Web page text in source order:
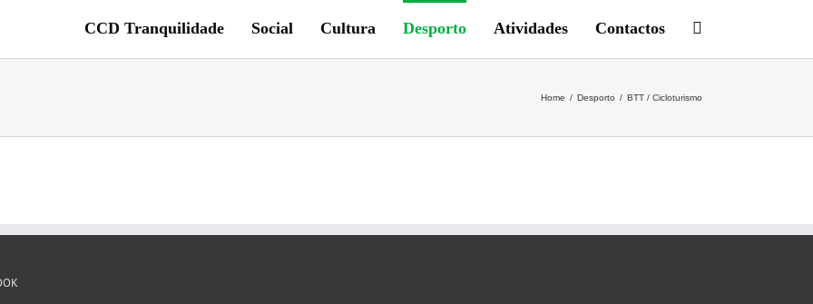
CCD Tranquilidade Social Cultura Desporto Atividades Contactos
Home / Desporto / BTT / Cicloturismo